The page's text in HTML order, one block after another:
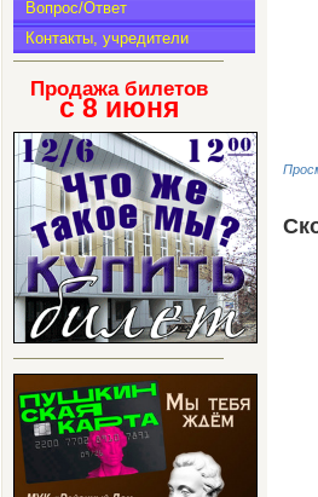
Вопрос/Ответ
Контакты, учредители
Продажа билетов
с 8 июня